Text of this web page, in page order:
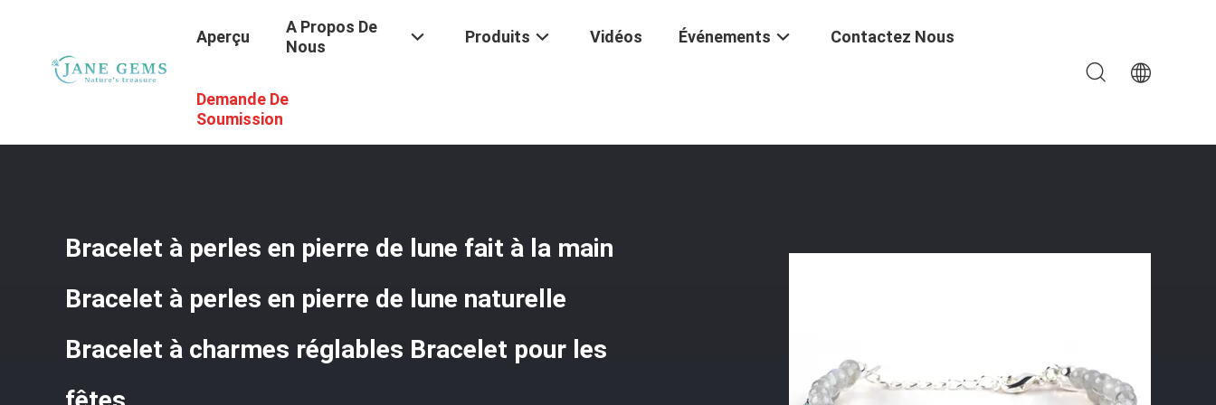
Aperçu
A Propos De
Nous
Produits Vidéos Événements Contactez Nous
Demande De
Soumission
Joyaux En Pierres Précieuses Faits À La Main
Réglables Bracelet Pour Les Fêtes
Bracelet à perles en pierre de lune fait à la main
Bracelet à perles en pierre de lune naturelle
Bracelet à charmes réglables Bracelet pour les